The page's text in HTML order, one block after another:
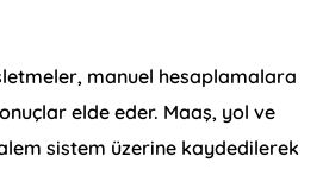
manuel hesaplamalara
elde eder. Maaş, yol ve
sistem üzerine kaydedilerek